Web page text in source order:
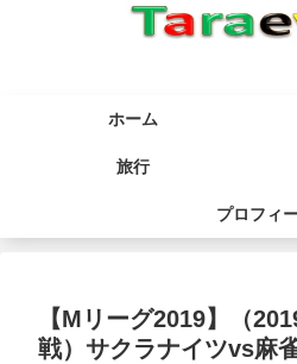
ホーム
旅行
プロフィ
【Mリーグ2019】（
戦）サクラナイツvs麻